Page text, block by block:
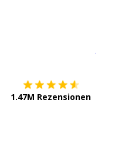
1.47M Rezensionen